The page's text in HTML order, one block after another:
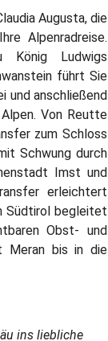
Augusta, die
Alpenradreise.
König Ludwigs
führt Sie
und anschließend
Von Reutte
zum Schloss
Schwung durch
Imst und
erleichtert
Südtirol begleitet
Obst- und
Meran bis in die
ins liebliche